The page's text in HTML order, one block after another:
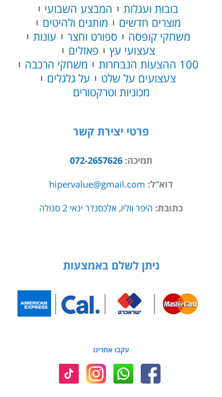
בובות ועגלות
המבצע השבועי
מוצרים חדשים
מותגים ולהיטים
משחקי קופסה
ספורט וחצר
עונות
צעצועי עץ
פאזלים
100 ההצעות הנבחרות
משחקי הרכבה
צעצועים על שלט
על גלגלים
מכוניות וטרקטורים
פרטי יצירת קשר
תמיכה:072-2657626
דוא”ל: hipervalue@gmail.com
כתובת: היפר ווליו, אלכסנדר ינאי 2 סגולה
ניתן לשלם באמצעות
עקבו אחרינו